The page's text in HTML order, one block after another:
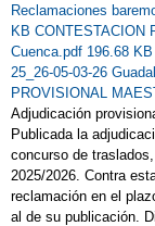
Reclamaciones
KB CONTESTACION
Cuenca.pdf 196.68 KB
25_26-05-03-26
PROVISIONAL
Adjudicación
Publicada la
concurso de
2025/2026. Contra
reclamación en el
al de su publicación.